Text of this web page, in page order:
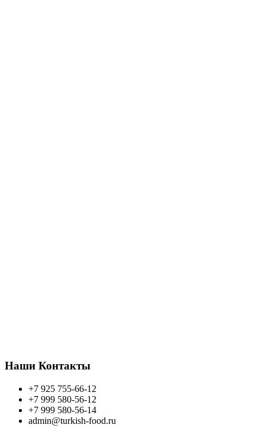
Наши Контакты
+7 925 755-66-12
+7 999 580-56-12
+7 999 580-56-14
admin@turkish-food.ru